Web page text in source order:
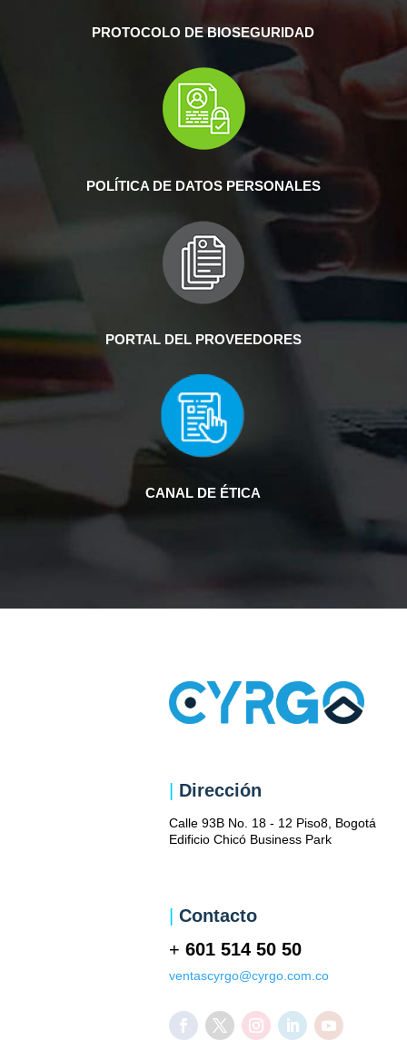
PROTOCOLO DE BIOSEGURIDAD
POLÍTICA DE DATOS PERSONALES
PORTAL DEL PROVEEDORES
CANAL DE ÉTICA
Dirección
Calle 93B No. 18 - 12 Piso8, Bogotá
Edificio Chicó Business Park
Contacto
+ 601 514 50 50
ventascyrgo@cyrgo.com.co